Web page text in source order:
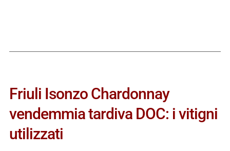
Friuli Isonzo Chardonnay
vendemmia tardiva DOC: i vitigni
utilizzati